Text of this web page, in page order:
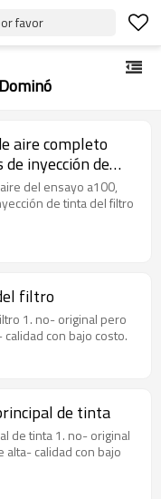
favor
aire completo
inyección de
del ensayo a100,
de tinta del filtro
filtro
1. no- original pero
con bajo costo.
de tinta
de tinta 1. no- original
alta- calidad con bajo